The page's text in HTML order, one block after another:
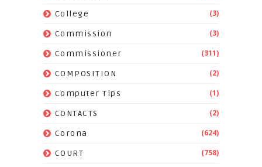
College (3)
Commission (3)
Commissioner (311)
COMPOSITION (2)
Computer Tips (1)
CONTACTS (2)
Corona (624)
COURT (758)